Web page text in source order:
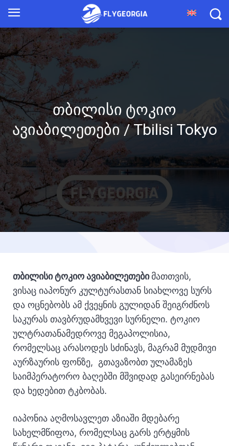
თბილისი ტოკიო
ავიაბილეთები / Tbilisi Tokyo
თბილისი ტოკიო ავიაბილეთებიმათთვის,
ვისაც იაპონურ კულტურასთან სიახლოვე სურს
და ოცნებობს ამ ქვეყნის გულიდან შეიგრძნოს
საკურას თავბრუდამხვევი სურნელი. ტოკიო
ულტრათანამედროვე მეგაპოლისია,
რომელსაც არასოდეს სძინავს, მაგრამ მუდმივი
აურზაურის ფონზე, გთავაზობთ ულამაზეს
საიმპერატორო ბაღებში მშვიდად გასეირნებას
და ხედებით ტკბობას.
იაპონია აღმოსავლეთ აზიაში მდებარე
სახელმწიფოა, რომელსაც გარს ერტყმის